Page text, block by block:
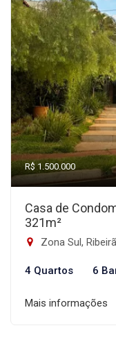
R$ 1.500.000
Casa de
321m²
Zona Sul,
4 Quartos 6
Mais informações